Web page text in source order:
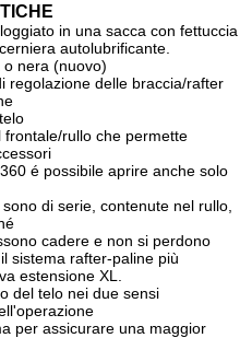
in una sacca con fettuccia
autolubrificante.
o nera (nuovo)
regolazione delle braccia/rafter
frontale/rullo che permette
é possibile aprire anche solo
di serie, contenute nel rullo,
cadere e non si perdono
sistema rafter-paline più
estensione XL.
del telo nei due sensi
per assicurare una maggior